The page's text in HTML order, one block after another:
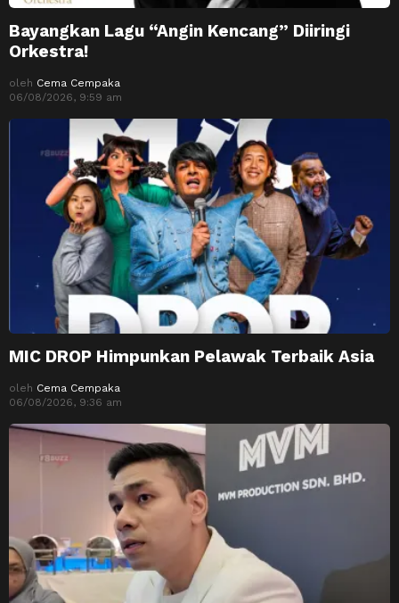
Bayangkan Lagu “Angin Kencang” Diiringi
Orkestra!
oleh Cema Cempaka
06/08/2026, 9:59 am
MIC DROP Himpunkan Pelawak Terbaik Asia
oleh Cema Cempaka
06/08/2026, 9:36 am